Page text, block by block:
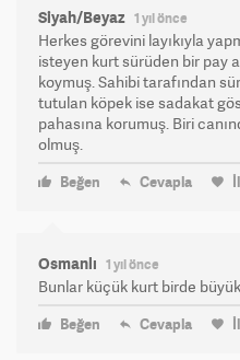
Siyah/Beyaz 1 yıl önce
Herkes görevini layıkıyla
isteyen kurt sürüden bir pay
koymuş. Sahibi tarafından
tutulan köpek ise sadakat
pahasına korumuş. Biri
olmuş.
Beğen Cevapla
Osmanlı 1 yıl önce
Bunlar küçük kurt birde
Beğen Cevapla